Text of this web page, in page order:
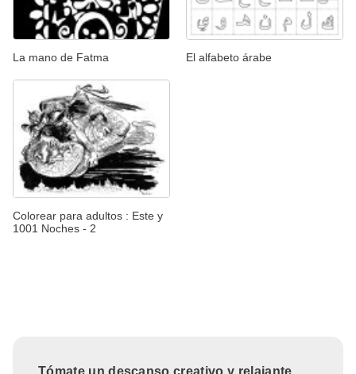
La mano de Fatma El alfabeto árabe
Colorear para adultos : Este y
1001 Noches - 2
Tómate un descanso creativo y relajante